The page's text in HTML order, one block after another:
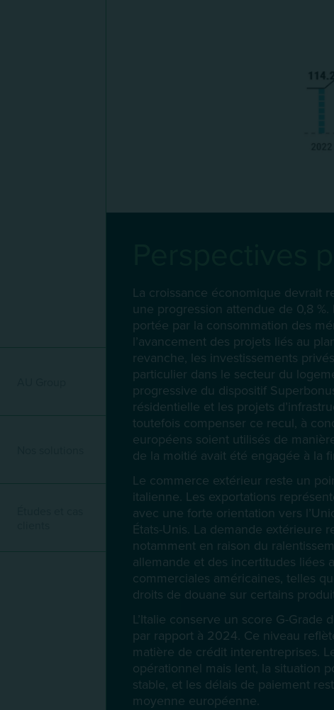
La croissance économique devrait
une progression attendue de 0,8
portée par la consommation des
l’avancement des projets liés au
revanche, les investissements
particulier dans le secteur du
progressive du dispositif
résidentielle et les projets
toutefois compenser ce recul, à
européens soient utilisés de
de la moitié avait été engagée à la
Le commerce extérieur reste un
italienne. Les exportations
avec une forte orientation vers
États-Unis. La demande extérieure
notamment en raison du
allemande et des incertitudes liées
commerciales américaines, telles
droits de douane sur certains
L’Italie conserve un score G-Grade
par rapport à 2024. Ce niveau
matière de crédit interentreprises.
opérationnel mais lent, la situation
stable, et les délais de paiement
moyenne européenne.